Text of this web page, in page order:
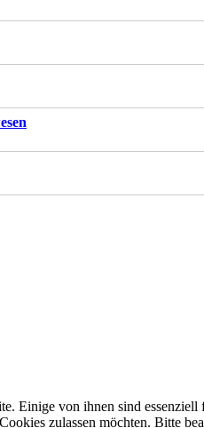
Einige von ihnen sind
zulassen möchten. Bitte